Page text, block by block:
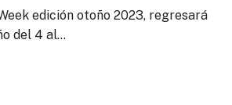
edición otoño 2023, regresará
del 4 al…